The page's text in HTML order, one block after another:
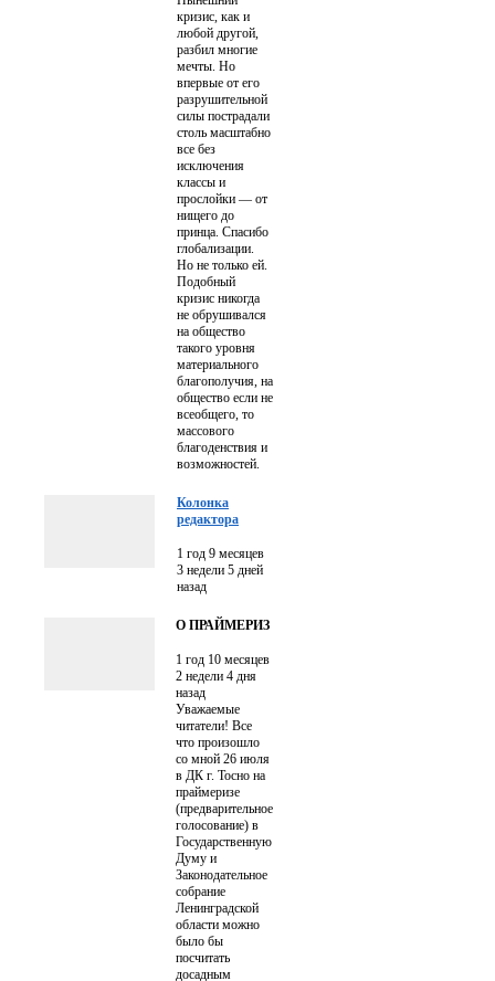
кризис, как и
любой другой,
разбил многие
мечты. Но
впервые от его
разрушительной
силы пострадали
столь масштабно
все без
исключения
классы и
прослойки — от
нищего до
принца. Спасибо
глобализации.
Но не только ей.
Подобный
кризис никогда
не обрушивался
на общество
такого уровня
материального
благополучия, на
общество если не
всеобщего, то
массового
благоденствия и
возможностей.
Колонка
редактора
1 год 9 месяцев
3 недели 5 дней
назад
О ПРАЙМЕРИЗ
1 год 10 месяцев
2 недели 4 дня
назад
Уважаемые
читатели! Все
что произошло
со мной 26 июля
в ДК г. Тосно на
праймеризе
(предварительное
голосование) в
Государственную
Думу и
Законодательное
собрание
Ленинградской
области можно
было бы
посчитать
досадным